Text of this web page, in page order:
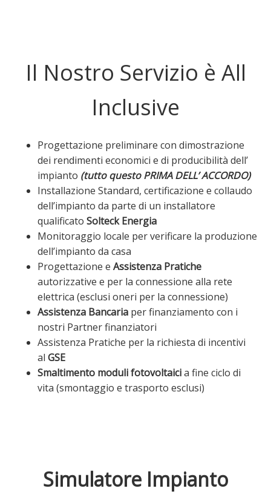
Il Nostro Servizio è All
Inclusive
Progettazione preliminare con dimostrazione
dei rendimenti economici e di producibilità dell’
impianto (tutto questoPRIMA DELL’ ACCORDO)
Installazione Standard, certificazione e collaudo
dell’impianto da parte di un installatore
qualificato Solteck Energia
Monitoraggio locale per verificare la produzione
dell’impianto da casa
Progettazione e Assistenza Pratiche
autorizzative e per la connessione alla rete
elettrica (esclusi oneri per la connessione)
Assistenza Bancaria per finanziamento con i
nostri Partner finanziatori
Assistenza Pratiche per la richiesta di incentivi
al GSE
Smaltimento moduli fotovoltaicia fine ciclo di
vita (smontaggio e trasporto esclusi)
Simulatore Impianto